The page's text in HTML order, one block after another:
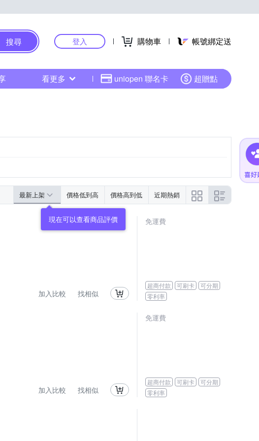
搜尋 登入 購物車 帳號綁定送
看更多 uniopen 聯名卡 超贈點
最新上架 價格低到高 價格高到低 近期熱銷
現在可以查看商品評價
加入比較 找相似
免運費
超商付款 可刷卡
可分期
零利率
加入比較 找相似
免運費
超商付款 可刷卡
可分期
零利率